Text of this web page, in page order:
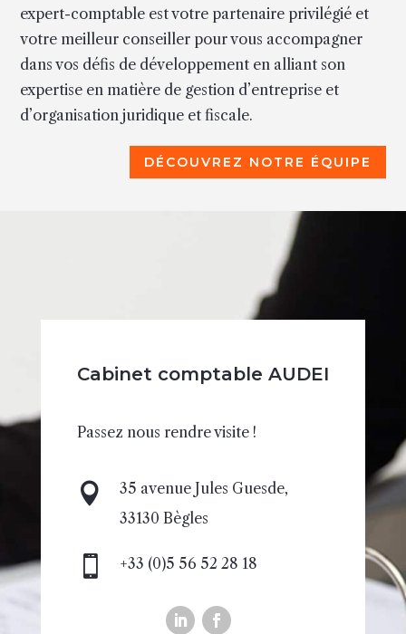
expert-comptable est votre partenaire privilégié et
votre meilleur conseiller pour vous accompagner
dans vos défis de développement en alliant son
expertise en matière de gestion d’entreprise et
d’organisation juridique et fiscale.
DÉCOUVREZ NOTRE ÉQUIPE
Cabinet comptable AUDEI
Passez nous rendre visite !

35 avenue Jules Guesde,
33130 Bègles
 +33 (0)5 56 52 28 18